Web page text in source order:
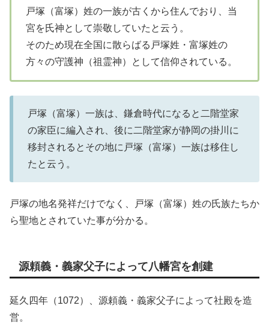
戸塚（富塚）姓の一族が古くから住んでおり、当
宮を氏神として崇敬していたと云う。
そのため現在全国に散らばる戸塚姓・富塚姓の
方々の守護神（祖霊神）として信仰されている。
戸塚（富塚）一族は、鎌倉時代になると二階堂家
の家臣に編入され、後に二階堂家が静岡の掛川に
移封されるとその地に戸塚（富塚）一族は移住し
たと云う。
戸塚の地名発祥だけでなく、戸塚（富塚）姓の氏族たちか
ら聖地とされていた事が分かる。
源頼義・義家父子によって八幡宮を創建
延久四年（1072）、源頼義・義家父子によって社殿を造
営。